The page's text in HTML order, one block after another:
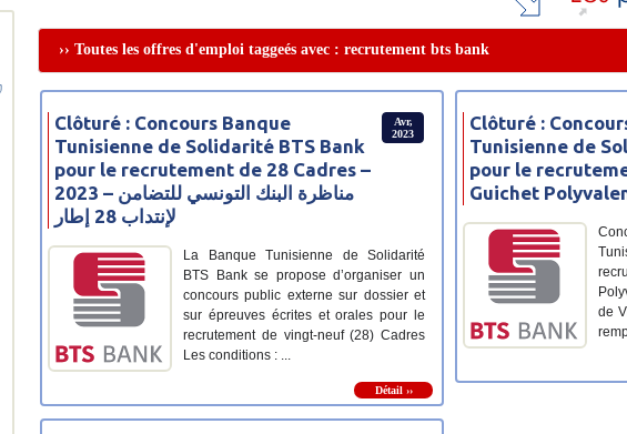
›› Toutes les offres d'emploi taggeés avec : recrutement bts bank
Avr,
2023
Clôturé : Concours Banque
Tunisienne de Solidarité BTS Bank
pour le recrutement de 28 Cadres –
2023 – مناظرة البنك التونسي للتضامن
لإنتداب 28 إطار
La Banque Tunisienne de Solidarité
BTS Bank se propose d’organiser un
concours public externe sur dossier et
sur épreuves écrites et orales pour le
recrutement de vingt-neuf (28) Cadres
Les conditions : ...
Détail ››
Clôturé :
Tunisienne de
pour le
Guichet
de